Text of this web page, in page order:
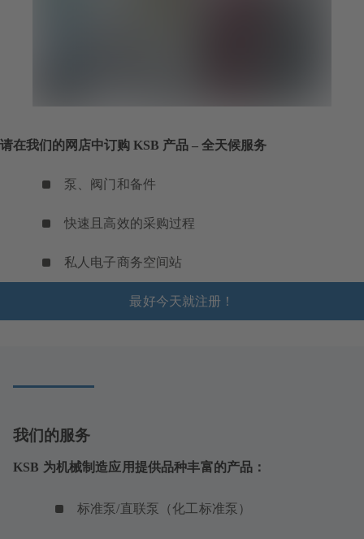
请在我们的网店中订购 KSB 产品 – 全天候服务
泵、阀门和备件
快速且高效的采购过程
私人电子商务空间站
最好今天就注册！
我们的服务
KSB 为机械制造应用提供品种丰富的产品：
标准泵/直联泵（化工标准泵）